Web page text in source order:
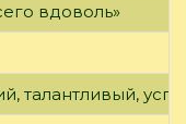
вдоволь»
талантливый,